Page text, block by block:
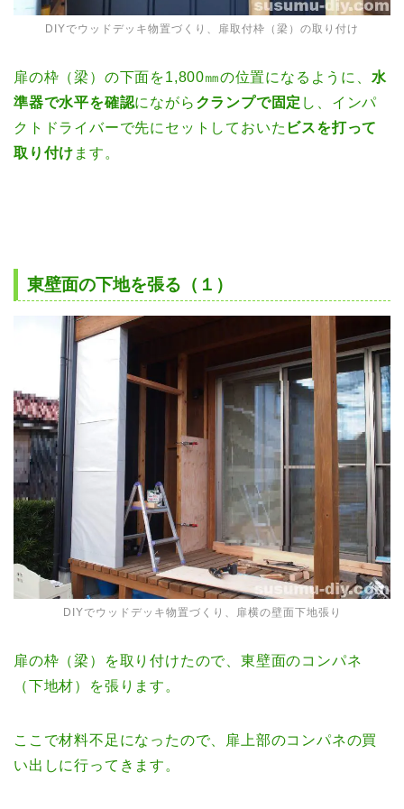
DIYでウッドデッキ物置づくり、扉取付枠（梁）の取り付け
扉の枠（梁）の下面を1,800㎜の位置になるように、 水
準器で水平を確認にながら クランプで固定 し、インパ
クトドライバーで先にセットしておいた ビスを打って
取り付け ます。
東壁面の下地を張る（１）
DIYでウッドデッキ物置づくり、扉横の壁面下地張り
扉の枠（梁）を取り付けたので、東壁面のコンパネ
（下地材）を張ります。
ここで材料不足になったので、扉上部のコンパネの買
い出しに行ってきます。